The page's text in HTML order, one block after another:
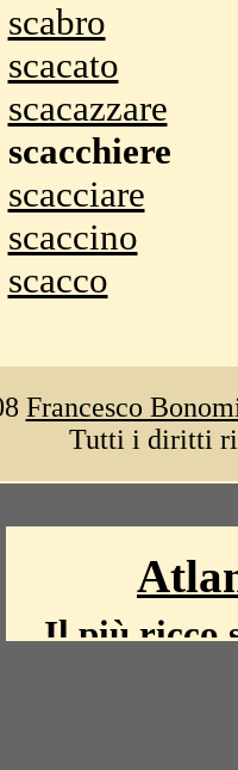
scabro
scacato
scacazzare
scacchiere
scacciare
scaccino
scacco
Francesco
Tutti i diritti
Il più ricco